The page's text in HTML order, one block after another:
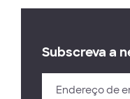
Subscreva a